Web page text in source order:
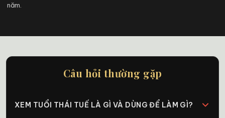
năm.
Câu hỏi thường gặp
XEM TUỔI THÁI TUẾ LÀ GÌ VÀ DÙNG ĐỂ LÀM GÌ?